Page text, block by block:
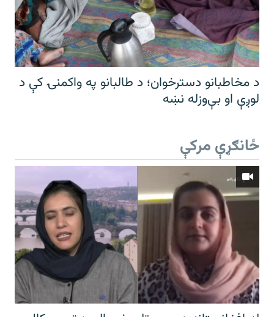
د مخاطبانو دسترخوان؛ د طالبانو په واکمنۍ کې د
لوږې او بې‌وزله نښه
ځانګړې مرکې